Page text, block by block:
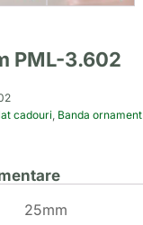
PML-3.602
cadouri, Banda ornament
25mm